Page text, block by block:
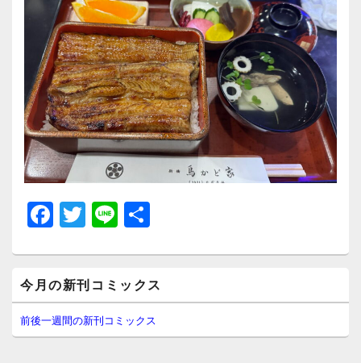
F
a
c
e
b
o
T
wi
tt
er
Li
n
e
イ
ン
サ
イ
今月の新刊コミックス
前後一週間の新刊コミックス